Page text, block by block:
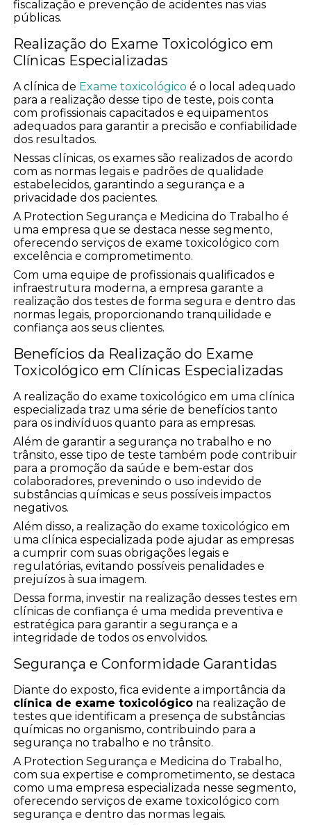
fiscalização e prevenção de acidentes nas vias
públicas.
Realização do Exame Toxicológico em
Clínicas Especializadas
A clínica de Exame toxicológico é o local adequado
para a realização desse tipo de teste, pois conta
com profissionais capacitados e equipamentos
adequados para garantir a precisão e confiabilidade
dos resultados.
Nessas clínicas, os exames são realizados de acordo
com as normas legais e padrões de qualidade
estabelecidos, garantindo a segurança e a
privacidade dos pacientes.
A Protection Segurança e Medicina do Trabalho é
uma empresa que se destaca nesse segmento,
oferecendo serviços de exame toxicológico com
excelência e comprometimento.
Com uma equipe de profissionais qualificados e
infraestrutura moderna, a empresa garante a
realização dos testes de forma segura e dentro das
normas legais, proporcionando tranquilidade e
confiança aos seus clientes.
Benefícios da Realização do Exame
Toxicológico em Clínicas Especializadas
A realização do exame toxicológico em uma clínica
especializada traz uma série de benefícios tanto
para os indivíduos quanto para as empresas.
Além de garantir a segurança no trabalho e no
trânsito, esse tipo de teste também pode contribuir
para a promoção da saúde e bem-estar dos
colaboradores, prevenindo o uso indevido de
substâncias químicas e seus possíveis impactos
negativos.
Além disso, a realização do exame toxicológico em
uma clínica especializada pode ajudar as empresas
a cumprir com suas obrigações legais e
regulatórias, evitando possíveis penalidades e
prejuízos à sua imagem.
Dessa forma, investir na realização desses testes em
clínicas de confiança é uma medida preventiva e
estratégica para garantir a segurança e a
integridade de todos os envolvidos.
Segurança e Conformidade Garantidas
Diante do exposto, fica evidente a importância da
clínica de exame toxicológico na realização de
testes que identificam a presença de substâncias
químicas no organismo, contribuindo para a
segurança no trabalho e no trânsito.
A Protection Segurança e Medicina do Trabalho,
com sua expertise e comprometimento, se destaca
como uma empresa especializada nesse segmento,
oferecendo serviços de exame toxicológico com
segurança e dentro das normas legais.